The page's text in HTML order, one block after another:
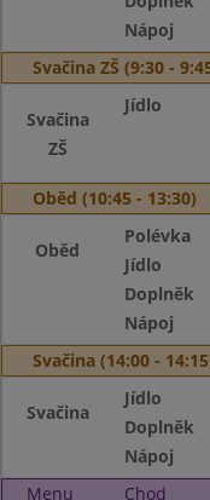
Nápoj
Svačina ZŠ (9:30 -
Svačina
ZŠ
Jídlo
Oběd (10:45 - 13:30)
Oběd
Polévka
Jídlo
Doplněk
Nápoj
Svačina (14:00 -
Svačina
Jídlo
Doplněk
Nápoj
Menu
Chod